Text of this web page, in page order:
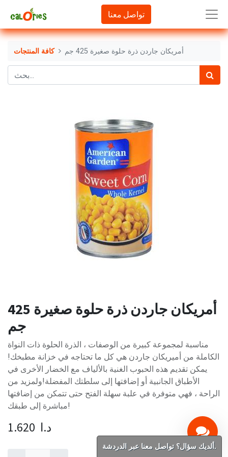
تواصل معنا
كافة المنتجات أمريكان جاردن ذرة حلوة صغيرة 425 جم
أمريكان جاردن ذرة حلوة صغيرة 425
جم
مناسبة لمجموعة كبيرة من الوصفات ، الذرة الحلوة ذات النواة
الكاملة من أميريكان جاردن هي كل ما تحتاجه في خزانة مطبخك!
يمكن تقديم هذه الحبوب الغنية بالألياف مع الخضار الأخرى في
الأطباق الجانبية أو إضافتها إلى سلطتك المفضلة!ولمزيد من
الراحة ، فهي متوفرة في علبة سهلة الفتح حتى تتمكن من إضافتها
مباشرة إلى طبقك!
1.620 د.ا
ألديك سؤال؟ تواصل معنا عبر الدردشة.